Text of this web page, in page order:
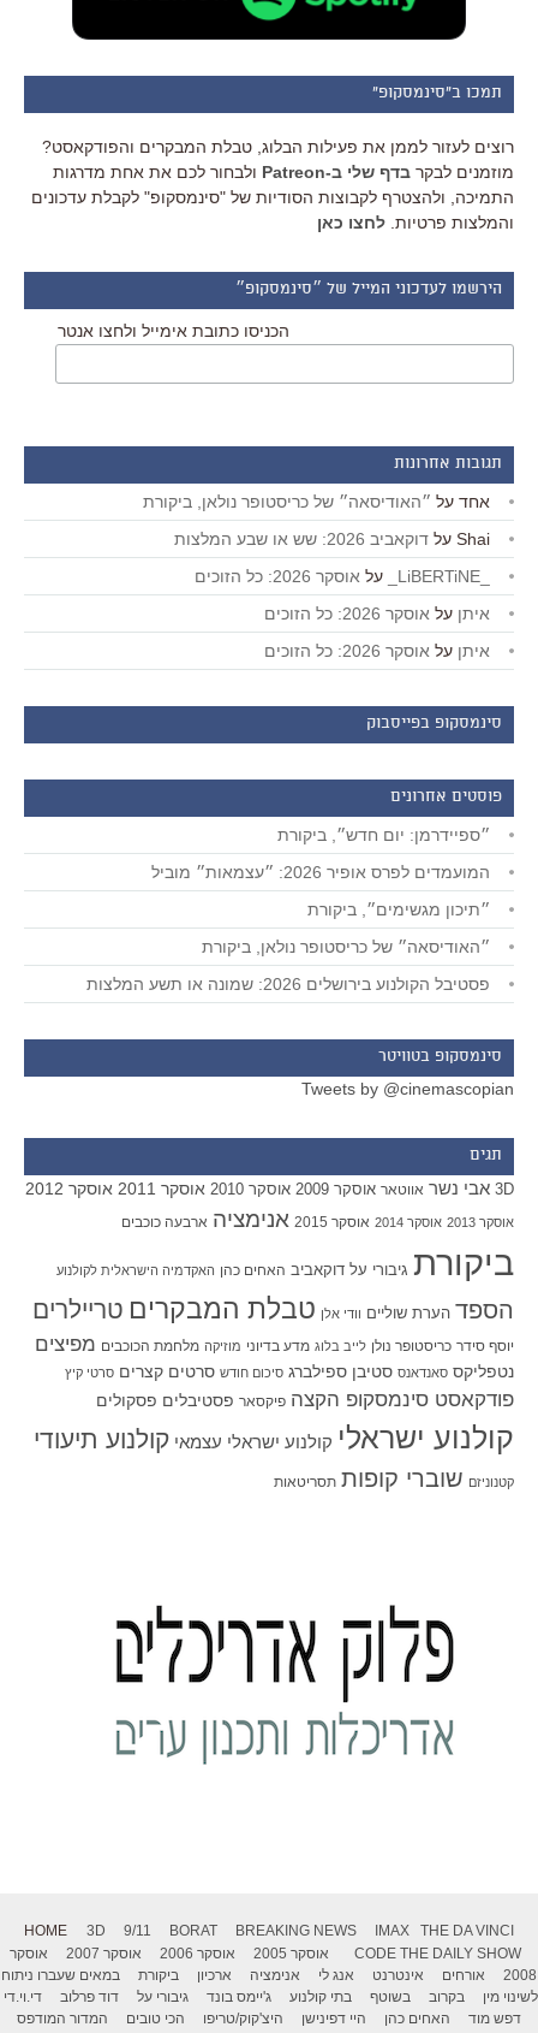
תמכו ב"סינמסקופ"
רוצים לעזור לממן את פעילות הבלוג, טבלת המבקרים והפודקאסט?
מוזמנים לבקר בדף שלי ב-Patreon
ולבחור לכם את אחת מדרגות
התמיכה, ולהצטרף לקבוצות הסודיות של "סינמסקופ" לקבלת עדכונים
והמלצות פרטיות. לחצו כאן
הירשמו לעדכוני המייל של ״סינמסקופ״
הכניסו כתובת אימייל ולחצו אנטר
תגובות אחרונות
אחד על ״האודיסאה״ של כריסטופר נולאן, ביקורת
Shai על דוקאביב 2026: שש או שבע המלצות
על אוסקר 2026: כל הזוכים
איתן על אוסקר 2026: כל הזוכים
איתן על אוסקר 2026: כל הזוכים
סינמסקופ בפייסבוק
פוסטים אחרונים
״ספיידרמן: יום חדש״, ביקורת
המועמדים לפרס אופיר 2026: ״עצמאות״ מוביל
״תיכון מגשימים״, ביקורת
״האודיסאה״ של כריסטופר נולאן, ביקורת
פסטיבל הקולנוע בירושלים 2026: שמונה או תשע המלצות
סינמסקופ בטוויטר
Tweets by @cinemascopian
תגים
3D אבי נשר אווטאר אוסקר 2009 אוסקר 2010 אוסקר 2011 אוסקר 2012
אוסקר 2013 אוסקר 2014 אוסקר 2015 אנימציה ארבעה כוכבים
ביקורת גיבורי על דוקאביב האחים כהן האקדמיה הישראלית לקולנוע
הספד הערת שוליים וודי אלן טבלת המבקרים טריילרים
יוסף סידר כריסטופר נולן לייב בלוג מדע בדיוני מוזיקה מלחמת הכוכבים מפיצים
נטפליקס סאנדאנס סטיבן ספילברג סיכום חודש סרטים קצרים סרטי קיץ
פודקאסט סינמסקופ הקצה פיקסאר פסטיבלים פסקולים
קולנוע ישראלי קולנוע ישראלי עצמאי קולנוע תיעודי
קטנוניזם שוברי קופות תסריטאות
HOME 3D 9/11 BORAT BREAKING NEWS IMAX
THE DA VINCI
CODE THE DAILY SHOW אוסקר 2005 אוסקר 2006 אוסקר 2007
אוסקר
2008
אורחים אינטרנט אנג לי אנימציה ארכיון ביקורת
במאים שעברו ניתוח
לשינוי מין
בקרוב בשוטף בתי קולנוע ג'יימס בונד גיבורי על דוד פרלוב
די.וי.די
דפש מוד
האחים כהן היי דפינישן היצ'קוק/טריפו הכי טובים
המדור המודפס